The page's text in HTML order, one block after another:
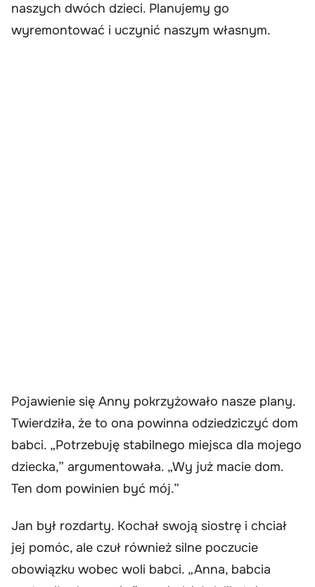
naszych dwóch dzieci. Planujemy go
wyremontować i uczynić naszym własnym.
Pojawienie się Anny pokrzyżowało nasze plany.
Twierdziła, że to ona powinna odziedziczyć dom
babci. „Potrzebuję stabilnego miejsca dla mojego
dziecka,” argumentowała. „Wy już macie dom.
Ten dom powinien być mój.”
Jan był rozdarty. Kochał swoją siostrę i chciał
jej pomóc, ale czuł również silne poczucie
obowiązku wobec woli babci. „Anna, babcia